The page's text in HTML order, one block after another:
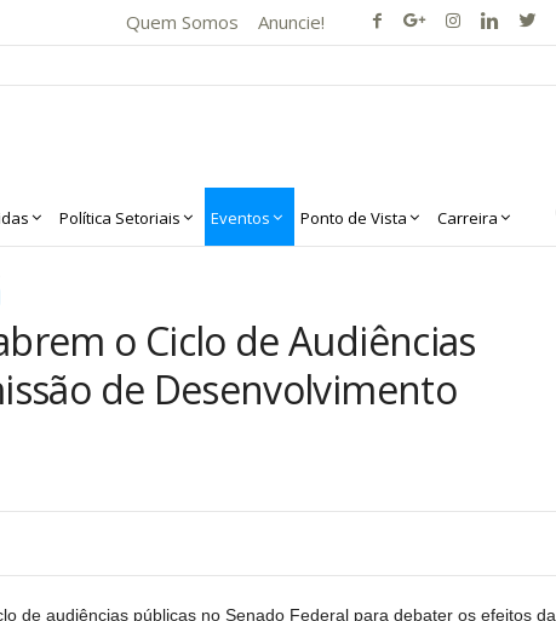
Quem Somos Anuncie!
Política Setoriais Eventos Ponto de Vista Carreira
o Ciclo de Audiências
de Desenvolvimento
de audiências públicas no Senado Federal para debater os efeitos da